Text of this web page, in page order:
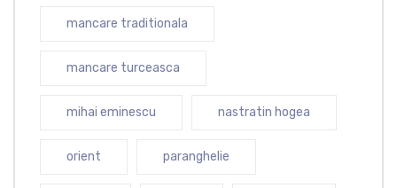
mancare traditionala
mancare turceasca
mihai eminescu nastratin hogea
orient paranghelie